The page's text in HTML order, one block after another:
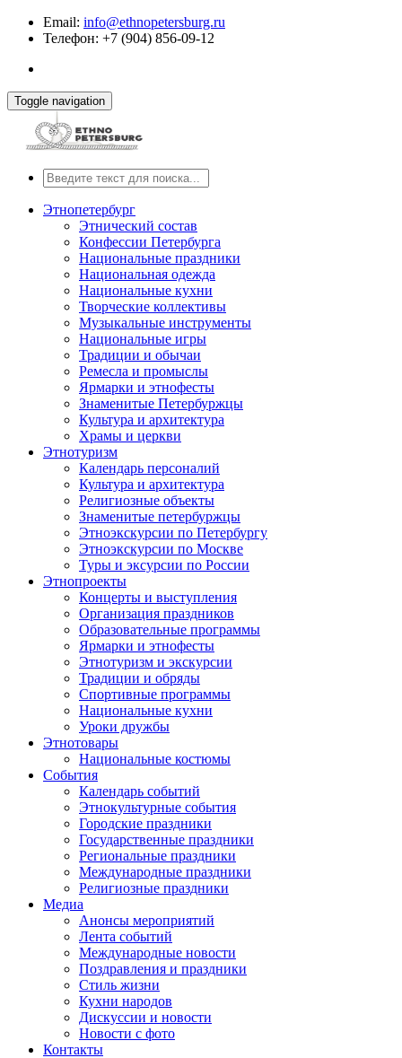
Email: info@ethnopetersburg.ru
Телефон: +7 (904) 856-09-12
Toggle navigation
Этнопетербург
Этнический состав
Конфессии Петербурга
Национальные праздники
Национальная одежда
Национальные кухни
Творческие коллективы
Музыкальные инструменты
Национальные игры
Традиции и обычаи
Ремесла и промыслы
Ярмарки и этнофесты
Знаменитые Петербуржцы
Культура и архитектура
Храмы и церкви
Этнотуризм
Календарь персоналий
Культура и архитектура
Религиозные объекты
Знаменитые петербуржцы
Этноэкскурсии по Петербургу
Этноэкскурсии по Москве
Туры и эксурсии по России
Этнопроекты
Концерты и выступления
Организация праздников
Образовательные программы
Ярмарки и этнофесты
Этнотуризм и экскурсии
Традиции и обряды
Спортивные программы
Национальные кухни
Уроки дружбы
Этнотовары
Национальные костюмы
События
Календарь событий
Этнокультурные события
Городские праздники
Государственные праздники
Региональные праздники
Международные праздники
Религиозные праздники
Медиа
Анонсы мероприятий
Лента событий
Международные новости
Поздравления и праздники
Cтиль жизни
Кухни народов
Дискуссии и новости
Новости с фото
Контакты